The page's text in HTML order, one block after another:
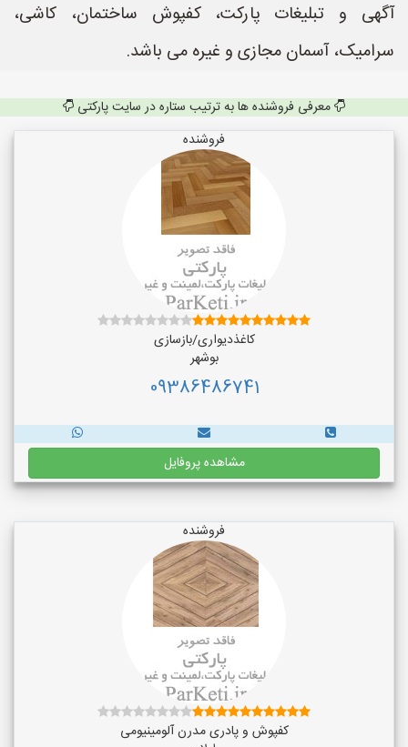
آگهی و تبلیغات پارکت، کفپوش ساختمان، کاشی،
سرامیک، آسمان مجازی و غیره می باشد.
معرفی فروشنده ها به ترتیب ستاره در سایت پارکتی
فروشنده
کاغذدیواری/بازسازی
بوشهر
09386486741
مشاهده پروفایل
فروشنده
کفپوش و پادری مدرن آلومینیومی